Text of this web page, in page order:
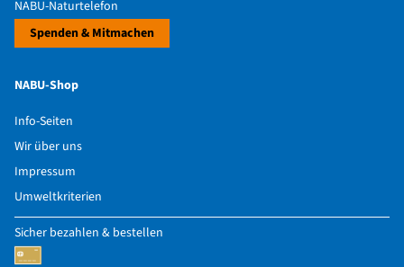
NABU-Naturtelefon
Spenden & Mitmachen
NABU-Shop
Info-Seiten
Wir über uns
Impressum
Umweltkriterien
Sicher bezahlen & bestellen